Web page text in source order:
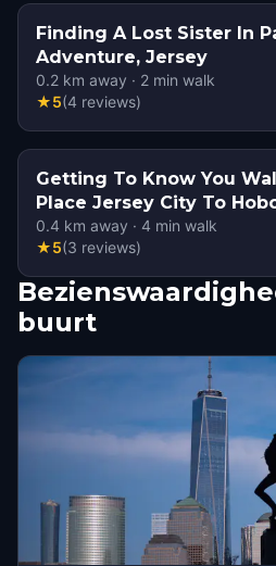
Finding A Lost Sister In
Adventure, Jersey
0.2 km away · 2 min walk
★5(4 reviews)
Getting To Know You
Place Jersey City To
0.4 km away · 4 min walk
★5(3 reviews)
buurt